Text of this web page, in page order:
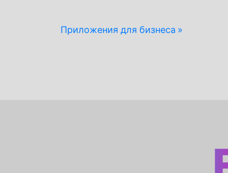
Приложения для бизнеса